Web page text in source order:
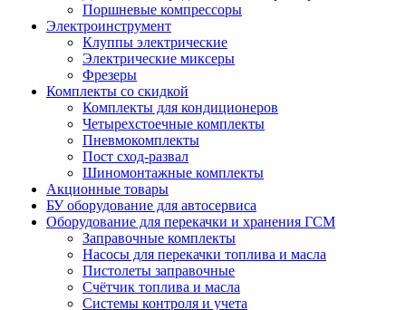
Поршневые компрессоры
Электроинструмент
Клуппы электрические
Электрические миксеры
Фрезеры
Комплекты со скидкой
Комплекты для кондиционеров
Четырехстоечные комплекты
Пневмокомплекты
Пост сход-развал
Шиномонтажные комплекты
Акционные товары
БУ оборудование для автосервиса
Оборудование для перекачки и хранения ГСМ
Заправочные комплекты
Насосы для перекачки топлива и масла
Пистолеты заправочные
Счётчик топлива и масла
Системы контроля и учета